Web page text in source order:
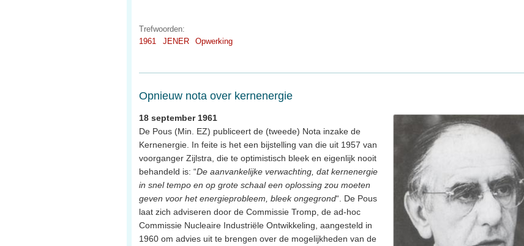
Trefwoorden:
1961
JENER Opwerking
Opnieuw nota over kernenergie
18 september 1961
De Pous (Min. EZ) publiceert de (tweede) Nota inzake de
Kernenergie. In feite is het een bijstelling van die uit 1957 van
voorganger Zijlstra, die te optimistisch bleek en eigenlijk nooit
behandeld is: “De aanvankelijke verwachting, dat kernenergie
in snel tempo en op grote schaal een oplossing zou moeten
geven voor het energieprobleem, bleek ongegrond“. De Pous
laat zich adviseren door de Commissie Tromp, de ad-hoc
Commissie Nucleaire Industriële Ontwikkeling, aangesteld in
1960 om advies uit te brengen over de mogelijkheden van de